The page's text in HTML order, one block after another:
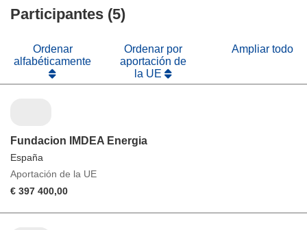
ventana)
Participantes (5)
Ordenar
alfabéticamente
Ordenar por
aportación de
la UE
Ampliar todo
Fundacion IMDEA Energia
España
Aportación de la UE
€ 397 400,00